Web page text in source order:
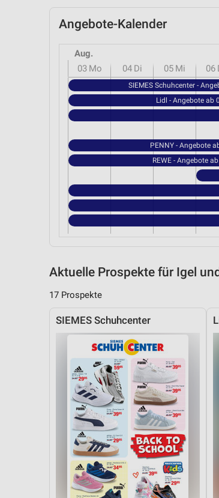
Angebote-Kalender
Aug.
03 Mo 04 Di 05 Mi 06
SIEMES Schuhcenter -
Lidl - Angebote ab
PENNY - Angebote
REWE - Angebote
Aktuelle Prospekte für Igel
17 Prospekte
SIEMES Schuhcenter